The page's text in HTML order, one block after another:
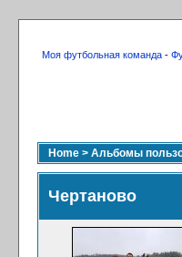
Моя футбольная команда -
Home > Альбомы
Чертаново